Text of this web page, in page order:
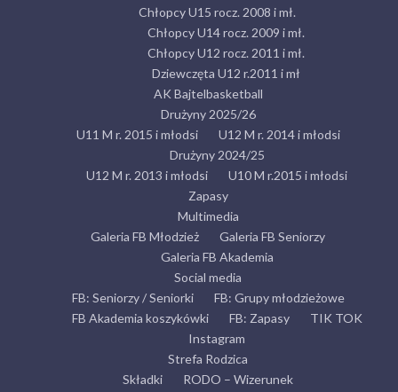
Chłopcy U15 rocz. 2008 i mł.
Chłopcy U14 rocz. 2009 i mł.
Chłopcy U12 rocz. 2011 i mł.
Dziewczęta U12 r.2011 i mł
AK Bajtelbasketball
Drużyny 2025/26
U11 M r. 2015 i młodsi
U12 M r. 2014 i młodsi
Drużyny 2024/25
U12 M r. 2013 i młodsi
U10 M r.2015 i młodsi
Zapasy
Multimedia
Galeria FB Młodzież
Galeria FB Seniorzy
Galeria FB Akademia
Social media
FB: Seniorzy / Seniorki
FB: Grupy młodzieżowe
FB Akademia koszykówki
FB: Zapasy
TIK TOK
Instagram
Strefa Rodzica
Składki
RODO – Wizerunek